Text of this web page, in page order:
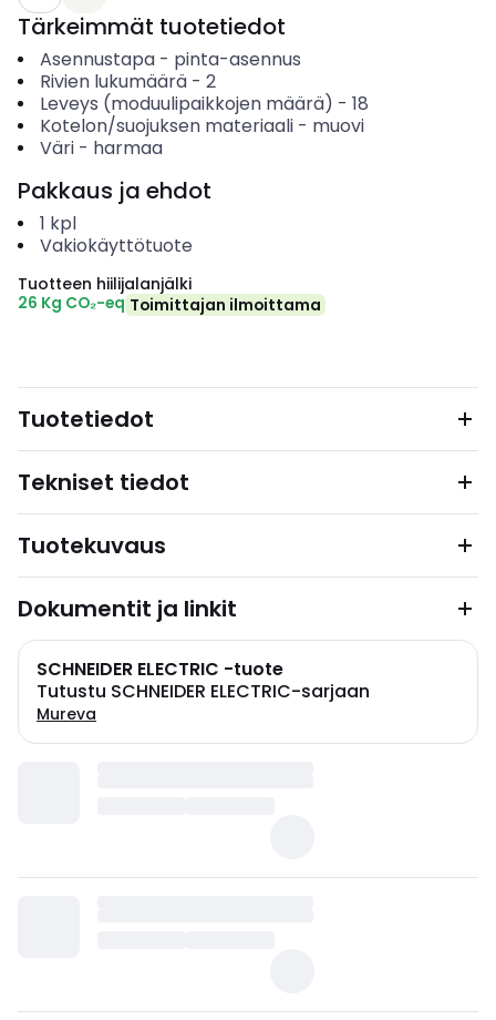
Tärkeimmät tuotetiedot
Asennustapa- pinta-asennus
Rivien lukumäärä- 2
Leveys (moduulipaikkojen määrä) - 18
Kotelon/suojuksen materiaali- muovi
Väri- harmaa
Pakkaus ja ehdot
1 kpl
Vakiokäyttötuote
Tuotteen hiilijalanjälki
26 Kg CO₂-eq Toimittajan ilmoittama
Tuotetiedot
Tekniset tiedot
Tuotekuvaus
Dokumentit ja linkit
SCHNEIDER ELECTRIC -tuote
Tutustu SCHNEIDER ELECTRIC-sarjaan
Mureva